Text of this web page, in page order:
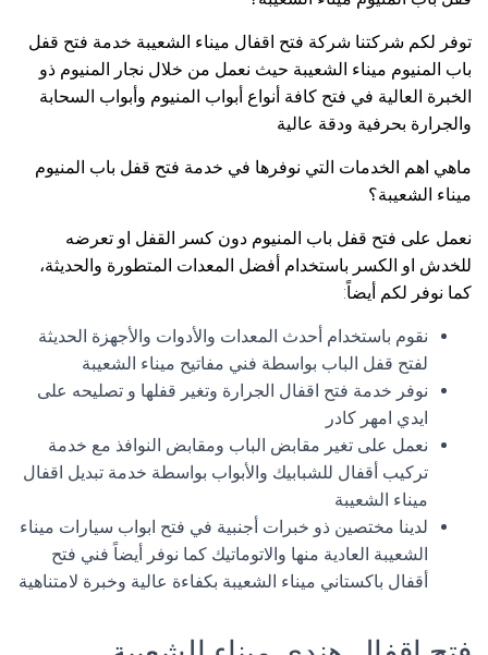
توفر لكم شركتنا شركة فتح اقفال ميناء الشعيبة خدمة فتح قفل
باب المنيوم ميناء الشعيبة حيث نعمل من خلال نجار المنيوم ذو
الخبرة العالية في فتح كافة أنواع أبواب المنيوم وأبواب السحابة
والجرارة بحرفية ودقة عالية
ماهي اهم الخدمات التي نوفرها في خدمة فتح قفل باب المنيوم
ميناء الشعيبة؟
نعمل على فتح قفل باب المنيوم دون كسر القفل او تعرضه
للخدش او الكسر باستخدام أفضل المعدات المتطورة والحديثة،
كما نوفر لكم أيضاً:
نقوم باستخدام أحدث المعدات والأدوات والأجهزة الحديثة
لفتح قفل الباب بواسطة فني مفاتيح ميناء الشعيبة
نوفر خدمة فتح اقفال الجرارة وتغير قفلها و تصليحه على
ايدي امهر كادر
نعمل على تغير مقابض الباب ومقابض النوافذ مع خدمة
تركيب أقفال للشبابيك والأبواب بواسطة خدمة تبديل اقفال
ميناء الشعيبة
لدينا مختصين ذو خبرات أجنبية في فتح ابواب سيارات ميناء
الشعيبة العادية منها والاتوماتيك كما نوفر أيضاً فني فتح
أقفال باكستاني ميناء الشعيبة بكفاءة عالية وخبرة لامتناهية